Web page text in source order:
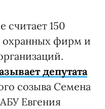
считает 150
охранных фирм и
депутата
созыва Семена
Евгения